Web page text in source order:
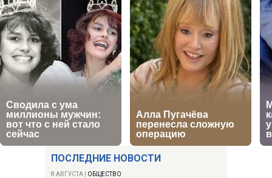
ПОСЛЕДНИЕ НОВОСТИ
8 АВГУСТА ОБЩЕСТВО